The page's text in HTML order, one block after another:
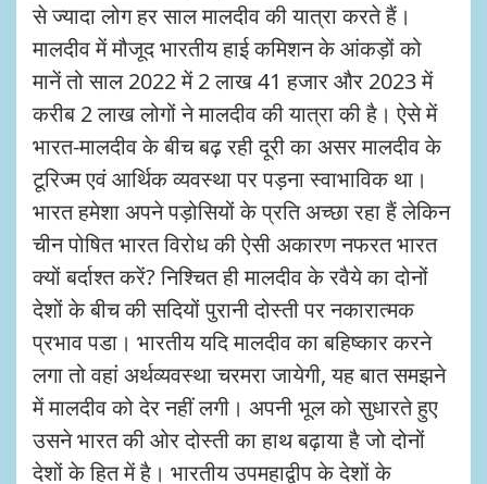
से ज्यादा लोग हर साल मालदीव की यात्रा करते हैं।
मालदीव में मौजूद भारतीय हाई कमिशन के आंकड़ों को
मानें तो साल 2022 में 2 लाख 41 हजार और 2023 में
करीब 2 लाख लोगों ने मालदीव की यात्रा की है। ऐसे में
भारत-मालदीव के बीच बढ़ रही दूरी का असर मालदीव के
टूरिज्म एवं आर्थिक व्यवस्था पर पड़ना स्वाभाविक था।
भारत हमेशा अपने पड़ोसियों के प्रति अच्छा रहा हैं लेकिन
चीन पोषित भारत विरोध की ऐसी अकारण नफरत भारत
क्यों बर्दाश्त करें? निश्चित ही मालदीव के रवैये का दोनों
देशों के बीच की सदियों पुरानी दोस्ती पर नकारात्मक
प्रभाव पडा। भारतीय यदि मालदीव का बहिष्कार करने
लगा तो वहां अर्थव्यवस्था चरमरा जायेगी, यह बात समझने
में मालदीव को देर नहीं लगी। अपनी भूल को सुधारते हुए
उसने भारत की ओर दोस्ती का हाथ बढ़ाया है जो दोनों
देशों के हित में है। भारतीय उपमहाद्वीप के देशों के